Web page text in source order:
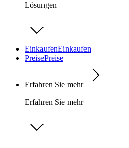
Lösungen
EinkaufenEinkaufen
PreisePreise
Erfahren Sie mehr
Erfahren Sie mehr